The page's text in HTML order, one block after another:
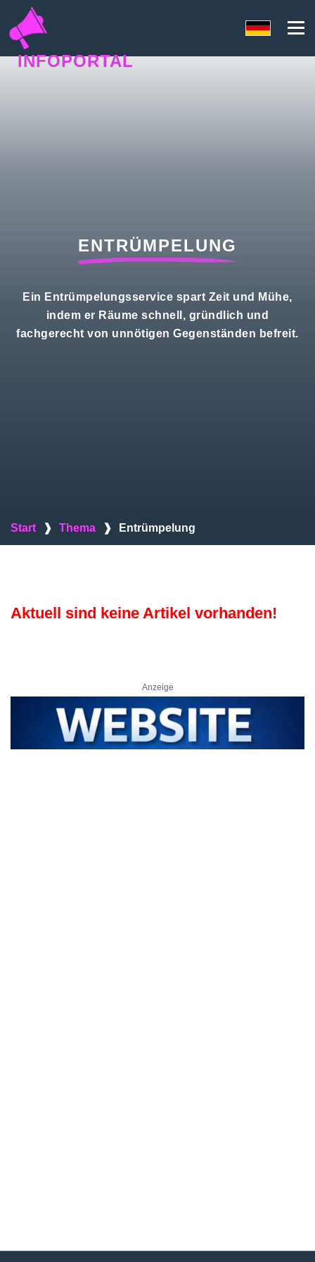
INFOPORTAL
ENTRÜMPELUNG
Ein Entrümpelungsservice spart Zeit und Mühe,
indem er Räume schnell, gründlich und
fachgerecht von unnötigen Gegenständen befreit.
Start ❱ Thema ❱ Entrümpelung
Aktuell sind keine Artikel vorhanden!
Anzeige